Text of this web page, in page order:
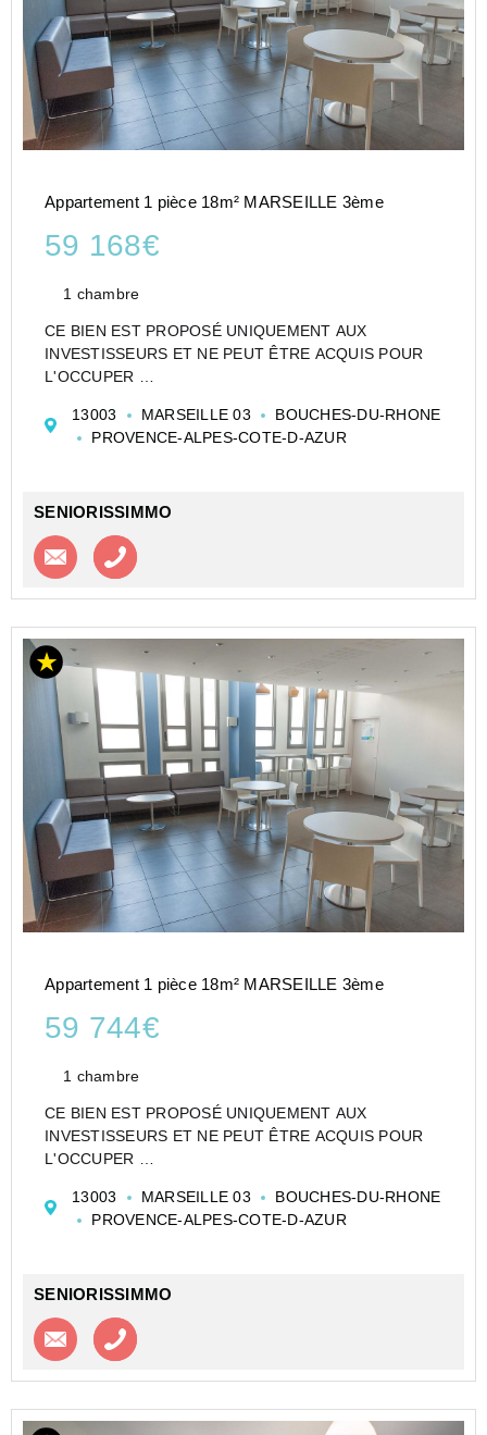
Appartement 1 pièce 18m² MARSEILLE 3ème
59 168€
1 chambre
CE BIEN EST PROPOSÉ UNIQUEMENT AUX
INVESTISSEURS ET NE PEUT ÊTRE ACQUIS POUR
L'OCCUPER
ETUDIANTE DE TYPE STUDIO DE 18 M² À
MARSEILLE - STUDÉA EUROMÉDITÉRANNÉE - LES
13003 MARSEILLE 03
BOUCHES-DU-RHONE
PROVENCE-ALPES-COTE-D-AZUR
SENIORISSIMMO
Contacter l'agence
Appartement 1 pièce 18m² MARSEILLE 3ème
59 744€
1 chambre
CE BIEN EST PROPOSÉ UNIQUEMENT AUX
INVESTISSEURS ET NE PEUT ÊTRE ACQUIS POUR
L'OCCUPER
ETUDIANTE DE TYPE STUDIO DE 18 M² À
MARSEILLE - STUDÉA EUROMÉDITÉRANNÉE - LES
13003 MARSEILLE 03
BOUCHES-DU-RHONE
PROVENCE-ALPES-COTE-D-AZUR
SENIORISSIMMO
Contacter l'agence